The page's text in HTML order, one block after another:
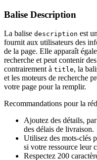
Balise Description
La balise description est
fournit aux utilisateurs des
de la page. Elle apparaît
recherche et peut contenir
contrairement à title, la
et les moteurs de recherche
votre page pour la remplir.
Recommandations pour la
Ajoutez des détails,
des délais de livraison.
Utilisez des mots-clés
si votre ressource leur
Respectez 200